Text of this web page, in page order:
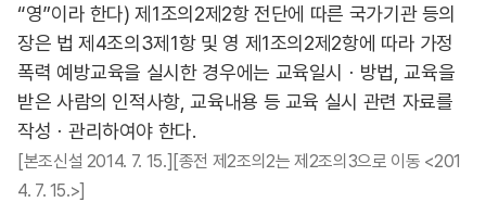
“영”이라 한다) 제1조의2제2항 전단에 따른 국가기관 등의
장은 법 제4조의3제1항 및 영 제1조의2제2항에 따라 가정
폭력 예방교육을 실시한 경우에는 교육일시ㆍ방법, 교육을
받은 사람의 인적사항, 교육내용 등 교육 실시 관련 자료를
작성ㆍ관리하여야 한다.
[본조신설 2014. 7. 15.][종전 제2조의2는 제2조의3으로 이동 <201
4. 7. 15.>]